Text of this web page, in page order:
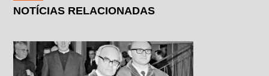
NOTÍCIAS RELACIONADAS